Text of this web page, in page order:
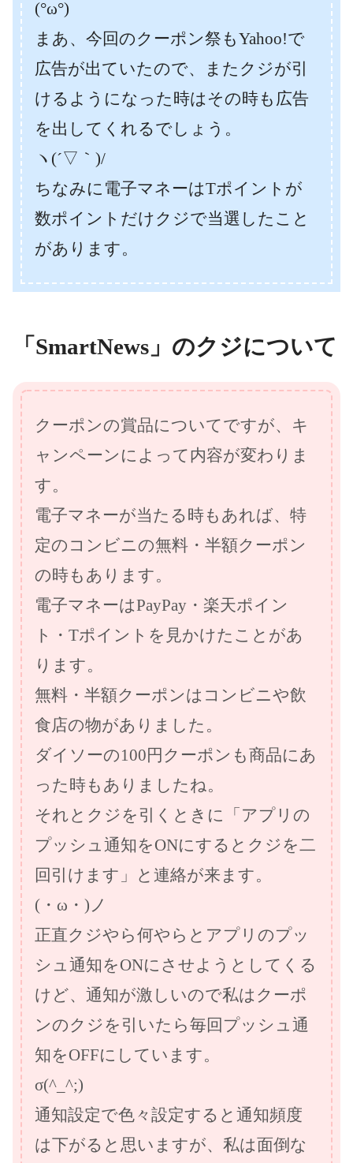
(°ω°)
まあ、今回のクーポン祭もYahoo!で
広告が出ていたので、またクジが引
けるようになった時はその時も広告
を出してくれるでしょう。
ヽ(´▽｀)/
ちなみに電子マネーはTポイントが
数ポイントだけクジで当選したこと
があります。
「SmartNews」のクジについて
クーポンの賞品についてですが、キ
ャンペーンによって内容が変わりま
す。
電子マネーが当たる時もあれば、特
定のコンビニの無料・半額クーポン
の時もあります。
電子マネーはPayPay・楽天ポイン
ト・Tポイントを見かけたことがあ
ります。
無料・半額クーポンはコンビニや飲
食店の物がありました。
ダイソーの100円クーポンも商品にあ
った時もありましたね。
それとクジを引くときに「アプリの
プッシュ通知をONにするとクジを二
回引けます」と連絡が来ます。
(・ω・)ノ
正直クジやら何やらとアプリのプッ
シュ通知をONにさせようとしてくる
けど、通知が激しいので私はクーポ
ンのクジを引いたら毎回プッシュ通
知をOFFにしています。
σ(^_^;)
通知設定で色々設定すると通知頻度
は下がると思いますが、私は面倒な